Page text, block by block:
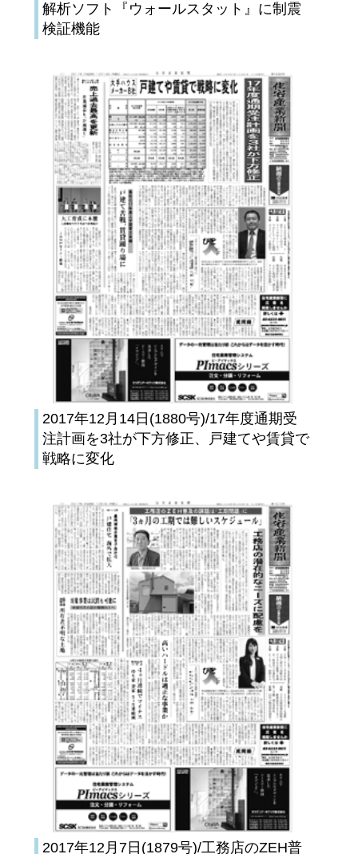
解析ソフト『ウォールスタット』に制震
検証機能
2017年12月14日(1880号)/17年度通期受
注計画を3社が下方修正、戸建てや賃貸で
戦略に変化
2017年12月7日(1879号)/工務店のZEH普